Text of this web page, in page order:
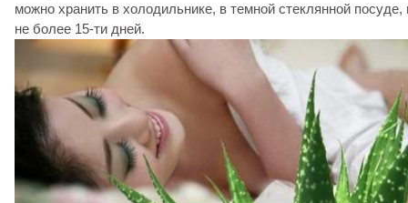
можно хранить в холодильнике, в темной стеклянной посуде,
не более 15-ти дней.